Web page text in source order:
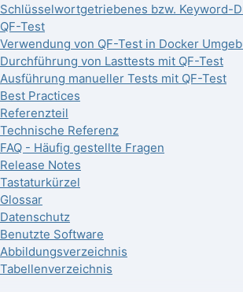
Schlüsselwortgetriebenes bzw. Keyword-
QF-Test
Verwendung von QF-Test in Docker
Durchführung von Lasttests mit QF-Test
Ausführung manueller Tests mit QF-Test
Best Practices
Referenzteil
Technische Referenz
FAQ - Häufig gestellte Fragen
Release Notes
Tastaturkürzel
Glossar
Datenschutz
Benutzte Software
Abbildungsverzeichnis
Tabellenverzeichnis